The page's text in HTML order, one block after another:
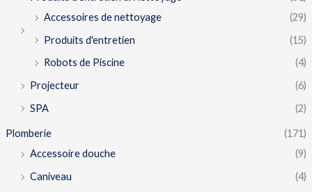
Accessoires de nettoyage
(29)
Produits d'entretien
(15)
Robots de Piscine
(4)
Projecteur
(6)
SPA
(2)
Plomberie
(171)
Accessoire douche
(9)
Caniveau
(4)